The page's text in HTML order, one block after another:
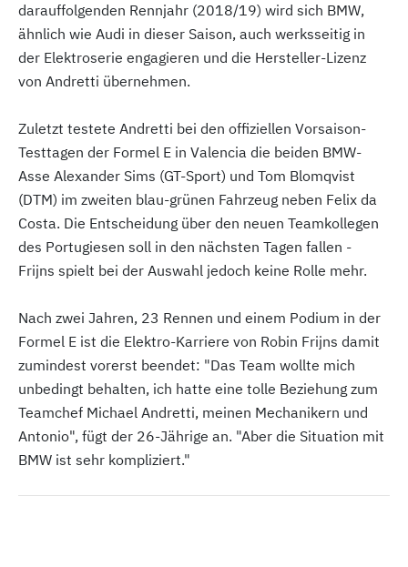
darauffolgenden Rennjahr (2018/19) wird sich BMW,
ähnlich wie Audi in dieser Saison, auch werksseitig in
der Elektroserie engagieren und die Hersteller-Lizenz
von Andretti übernehmen.
Zuletzt testete Andretti bei den offiziellen Vorsaison-
Testtagen der Formel E in Valencia die beiden BMW-
Asse Alexander Sims (GT-Sport) und Tom Blomqvist
(DTM) im zweiten blau-grünen Fahrzeug neben Felix da
Costa. Die Entscheidung über den neuen Teamkollegen
des Portugiesen soll in den nächsten Tagen fallen -
Frijns spielt bei der Auswahl jedoch keine Rolle mehr.
Nach zwei Jahren, 23 Rennen und einem Podium in der
Formel E ist die Elektro-Karriere von Robin Frijns damit
zumindest vorerst beendet: "Das Team wollte mich
unbedingt behalten, ich hatte eine tolle Beziehung zum
Teamchef Michael Andretti, meinen Mechanikern und
Antonio", fügt der 26-Jährige an. "Aber die Situation mit
BMW ist sehr kompliziert."